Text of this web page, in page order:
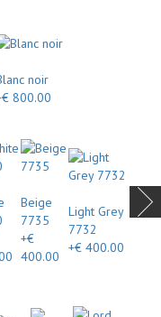
noir
800.00
Beige
7735
+€
400.00
Light Grey
7732
+€ 400.00